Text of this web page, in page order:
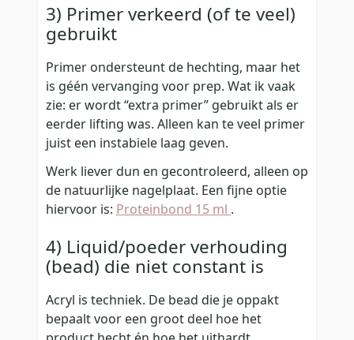
3) Primer verkeerd (of te veel)
gebruikt
Primer ondersteunt de hechting, maar het
is géén vervanging voor prep. Wat ik vaak
zie: er wordt “extra primer” gebruikt als er
eerder lifting was. Alleen kan te veel primer
juist een instabiele laag geven.
Werk liever dun en gecontroleerd, alleen op
de natuurlijke nagelplaat. Een fijne optie
hiervoor is: Proteinbond 15 ml .
4) Liquid/poeder verhouding
(bead) die niet constant is
Acryl is techniek. De bead die je oppakt
bepaalt voor een groot deel hoe het